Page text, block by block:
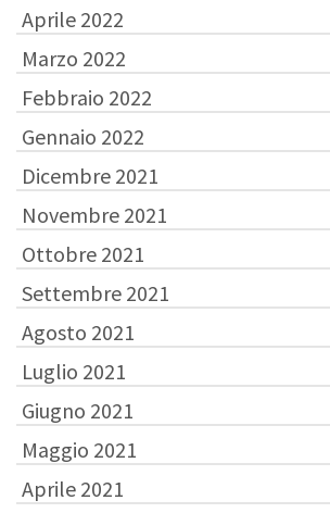
Aprile 2022
Marzo 2022
Febbraio 2022
Gennaio 2022
Dicembre 2021
Novembre 2021
Ottobre 2021
Settembre 2021
Agosto 2021
Luglio 2021
Giugno 2021
Maggio 2021
Aprile 2021